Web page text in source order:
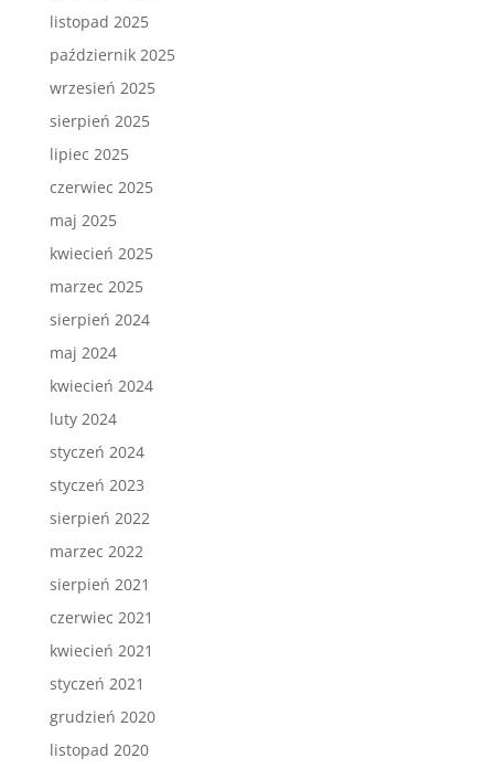
listopad 2025
październik 2025
wrzesień 2025
sierpień 2025
lipiec 2025
czerwiec 2025
maj 2025
kwiecień 2025
marzec 2025
sierpień 2024
maj 2024
kwiecień 2024
luty 2024
styczeń 2024
styczeń 2023
sierpień 2022
marzec 2022
sierpień 2021
czerwiec 2021
kwiecień 2021
styczeń 2021
grudzień 2020
listopad 2020